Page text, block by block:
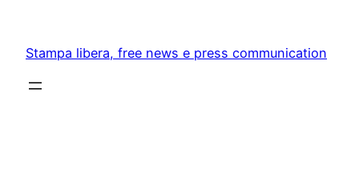
content
Stampa libera, free news e press communication